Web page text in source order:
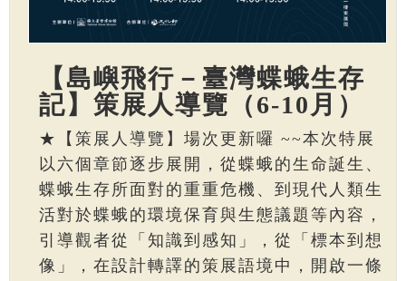
【島嶼飛行－臺灣蝶蛾生存
記】策展人導覽（6-10月）
★【策展人導覽】場次更新囉 ~~本次特展
以六個章節逐步展開，從蝶蛾的生命誕生、
蝶蛾生存所面對的重重危機、到現代人類生
活對於蝶蛾的環境保育與生態議題等內容，
引導觀者從「知識到感知」，從「標本到想
像」，在設計轉譯的策展語境中，開啟一條